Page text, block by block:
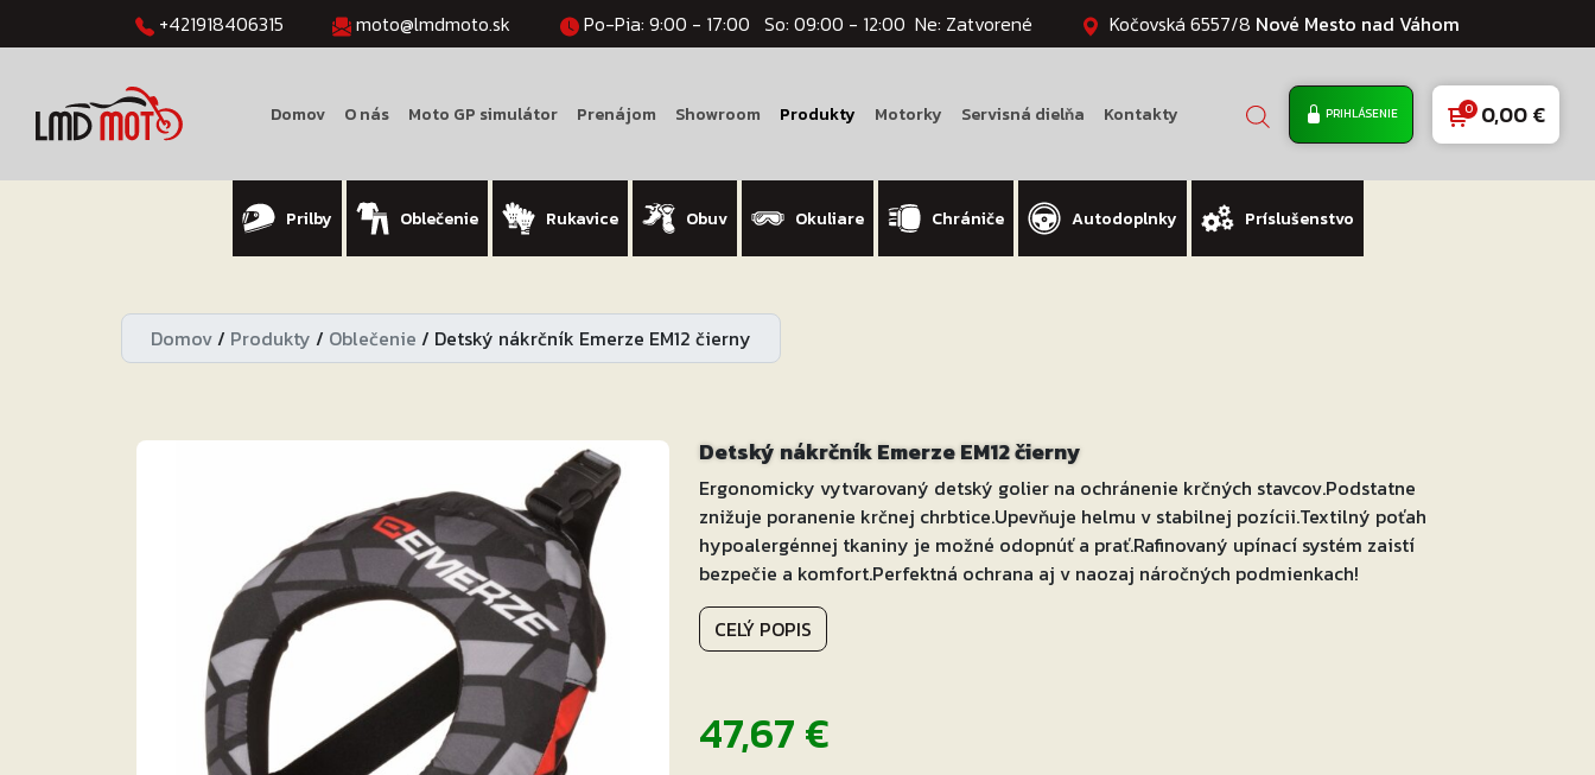
+421918406315 moto@lmdmoto.sk Po-Pia: 9:00 - 17:00 So: 09:00 - 12:00 Ne: Zatvorené Kočovská 6557/8 Nové Mesto nad Váhom
Domov O nás Moto GP simulátor Prenájom Showroom Produkty Motorky Servisná dielňa Kontakty PRIHLÁSENIE 0,00€
Prilby Oblečenie Rukavice Obuv Okuliare Chrániče Autodoplnky Príslušenstvo
Domov/ Produkty / Oblečenie / Detský nákrčník Emerze EM12 čierny
Detský nákrčník Emerze EM12 čierny
Ergonomicky vytvarovaný detský golier na ochránenie krčných stavcov.Podstatne
znižuje poranenie krčnej chrbtice.Upevňuje helmu v stabilnej pozícii.Textilný poťah
hypoalergénnej tkaniny je možné odopnúť a prať.Rafinovaný upínací systém zaistí
bezpečie a komfort.Perfektná ochrana aj v naozaj náročných podmienkach!
CELÝ POPIS
47,67€